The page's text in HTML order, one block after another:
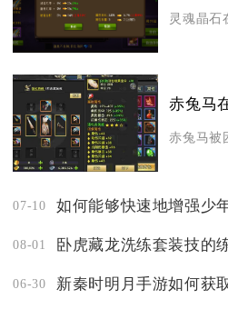
灵魂晶石
赤兔马被
07-10
08-01
06-30 新秦时明月手游如何获